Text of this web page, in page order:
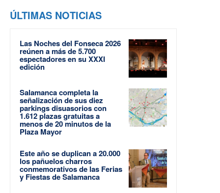
ÚLTIMAS NOTICIAS
Las Noches del Fonseca 2026
reúnen a más de 5.700
espectadores en su XXXI
edición
Salamanca completa la
señalización de sus diez
parkings disuasorios con
1.612 plazas gratuitas a
menos de 20 minutos de la
Plaza Mayor
Este año se duplican a 20.000
los pañuelos charros
conmemorativos de las Ferias
y Fiestas de Salamanca